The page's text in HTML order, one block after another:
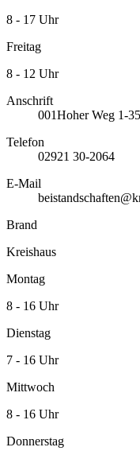
8 - 17 Uhr
Freitag
8 - 12 Uhr
Anschrift
001Hoher Weg 1-3
Telefon
02921 30-2064
E-Mail
Brand
Kreishaus
Montag
8 - 16 Uhr
Dienstag
7 - 16 Uhr
Mittwoch
8 - 16 Uhr
Donnerstag